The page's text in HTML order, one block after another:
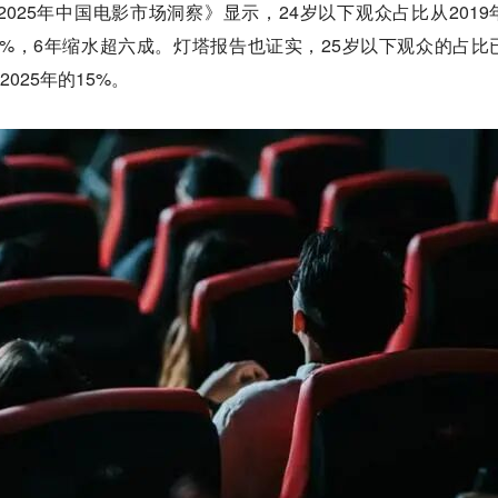
年中国电影市场洞察》显示，24岁以下观众占比从2019
，6年缩水超六成。灯塔报告也证实，25岁以下观众的占比
年的15%。